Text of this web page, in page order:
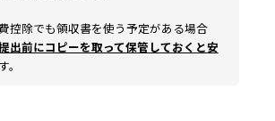
控除でも領収書を使う予定がある場合
出前にコピーを取って保管しておくと安
。